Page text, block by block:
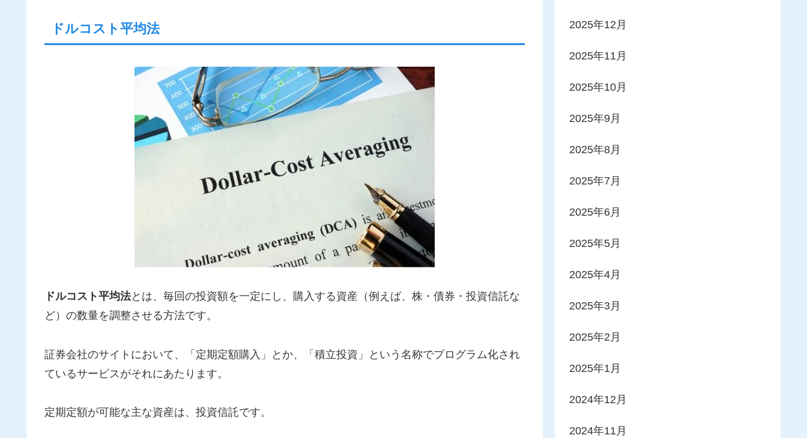
ドルコスト平均法
ドルコスト平均法とは、毎回の投資額を一定にし、購入する資産（例えば、株・債券・投資信託な
ど）の数量を調整させる方法です。
証券会社のサイトにおいて、「定期定額購入」とか、「積立投資」という名称でプログラム化され
ているサービスがそれにあたります。
定期定額が可能な主な資産は、投資信託です。
2025年12月
2025年11月
2025年10月
2025年9月
2025年8月
2025年7月
2025年6月
2025年5月
2025年4月
2025年3月
2025年2月
2025年1月
2024年12月
2024年11月